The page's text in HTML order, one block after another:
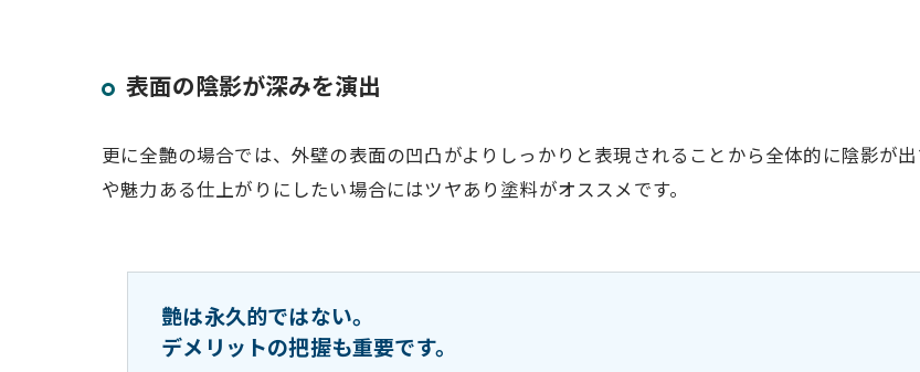
表面の陰影が深みを演出
更に全艶の場合では、外壁の表面の凹凸がよりしっかりと表現されることから全体的に陰影が
や魅力ある仕上がりにしたい場合にはツヤあり塗料がオススメです。
艶は永久的ではない。
デメリットの把握も重要です。